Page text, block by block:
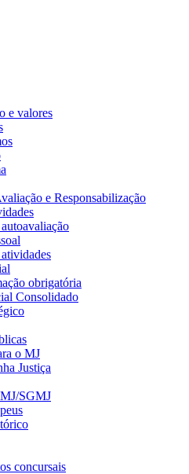
e valores
e Responsabilização
obrigatória
Consolidado
o MJ
Justiça
SGMJ
concursais